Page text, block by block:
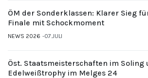
ÖM der Sonderklassen: Klarer Sieg für
Finale mit Schockmoment
NEWS 2026 07.JULI
Öst. Staatsmeisterschaften im Soling
Edelweißtrophy im Melges 24